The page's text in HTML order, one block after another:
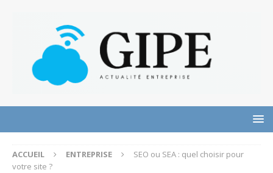
ACCUEIL ENTREPRISE
SEO ou SEA : quel choisir pour
votre site ?